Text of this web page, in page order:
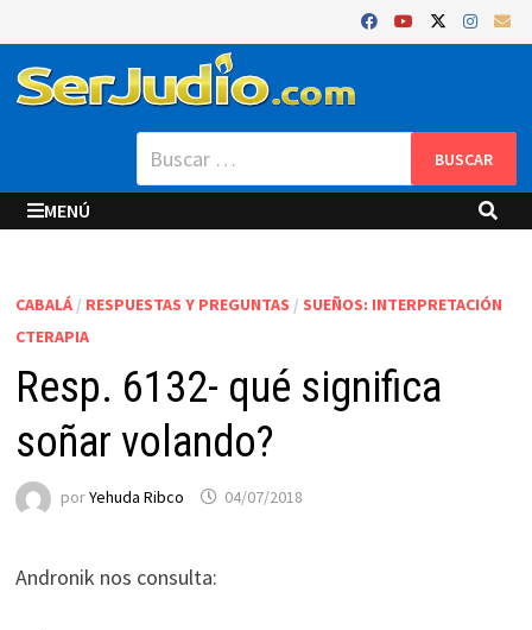
al
contenido
Buscar:
MENÚ
CABALÁ/ RESPUESTAS Y PREGUNTAS / SUEÑOS: INTERPRETACIÓN
CTERAPIA
Resp. 6132- qué significa
soñar volando?
porYehuda Ribco 04/07/2018
Andronik nos consulta: